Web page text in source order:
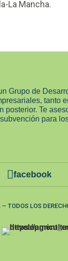
La Mancha.
Grupo de
tanto
posterior. Te
para
facebook
TODOS LOS